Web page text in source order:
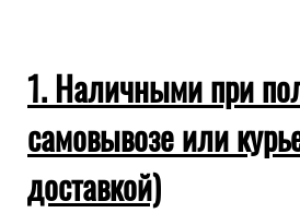
1. Наличными при
самовывозе или
доставкой)